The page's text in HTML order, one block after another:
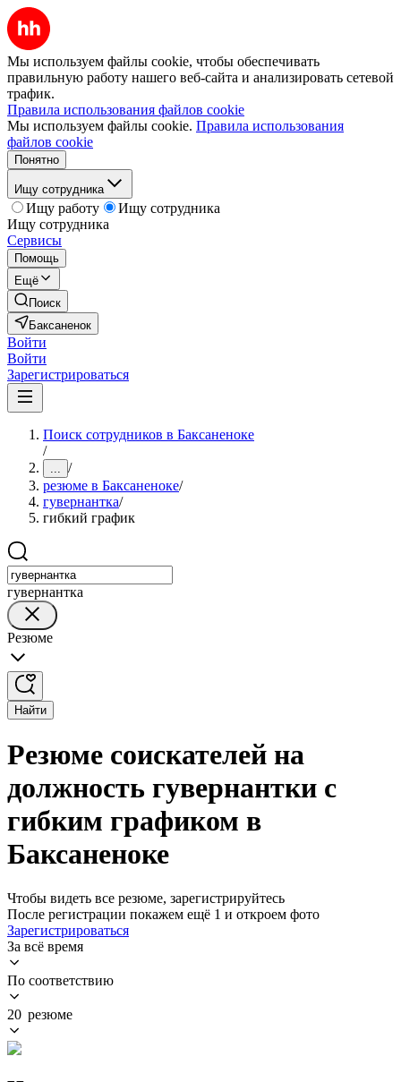
Мы используем файлы cookie, чтобы обеспечивать
правильную работу нашего веб-сайта и анализировать сетевой
трафик.
Правила использования файлов cookie
Мы используем файлы cookie. Правила использования
файлов cookie
Понятно
Ищу сотрудника
Ищу работу
Ищу сотрудника
Ищу сотрудника
Сервисы
Помощь
Ещё
Поиск
Баксаненок
Войти
Войти
Зарегистрироваться
Поиск сотрудников в Баксаненоке
/
... /
резюме в Баксаненоке/
гувернантка/
гибкий график
гувернантка
Резюме
Найти
Резюме соискателей на
должность гувернантки с
гибким графиком в
Баксаненоке
Чтобы видеть все резюме, зарегистрируйтесь
После регистрации покажем ещё 1 и откроем фото
Зарегистрироваться
За всё время
По соответствию
20 резюме